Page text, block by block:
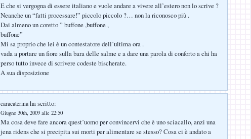
E che si vergogna di essere italiano e vuole andare a vivere all’estero non lo scrive ?
Neanche un “fatti processare!” piccolo piccolo ?… non la riconosco più .
Dai almeno un coretto ” buffone ,buffone ,
buffone”
Mi sa proprio che lei è un contestatore dell’ultima ora .
vada a portare un fiore sulla bara delle salme e a dare una parola di conforto a chi ha
perso tutto invece di scrivere codeste bischerate.
A sua disposizione
caracaterina ha scritto:
Giugno 30th, 2009 alle 22:50
Ma cosa deve fare ancora quest’uomo per convincervi che è uno sciacallo, anzi una
jena ridens che si precipita sui morti per alimentare se stesso? Cosa ci è andato a